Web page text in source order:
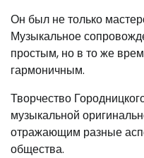
Он был не только
Музыкальное
простым, но в то же
гармоничным.
Творчество
музыкальной
отражающим разные
общества.